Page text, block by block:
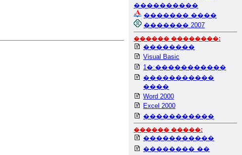
����������
������� ����
������� 2007
������ ��������:
��������
Visual Basic
1�:�����������
�����������
����
Word 2000
Excel 2000
�����������
������ �����:
�����������
�������� ��